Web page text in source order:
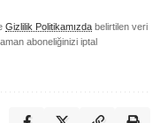
Gizlilik Politikamızda belirtilen veri
aboneliğinizi iptal